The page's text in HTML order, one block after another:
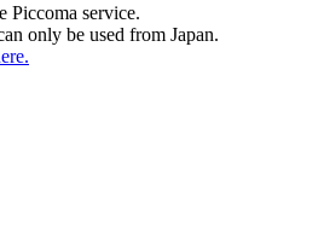
Piccoma service.
only be used from Japan.